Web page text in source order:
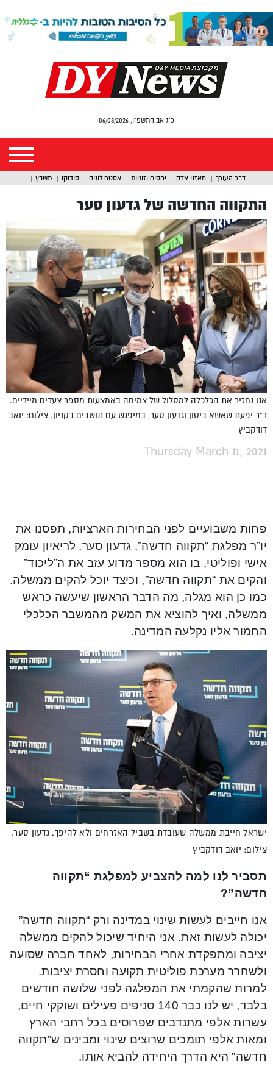
כ"ג אב התשפ"ו, 06/08/2026
דבר העורך מאזני צדק יחסים וזוגיות אסטרולוגיה סודוקו תשבץ
התקווה החדשה של גדעון סער
אנו נחזיר את הכלכלה למסלול של צמיחה באמצעות מספר צעדים מיידיים.
ד"ר יפעת שאשא ביטון וגדעון סער, במיפגש עם תושבים בקניון. צילום: יואב
דודקביץ
Thursday March 11, 2021
פחות משבועיים לפני הבחירות הארציות, תפסנו את
יו”ר מפלגת “תקווה חדשה”, גדעון סער, לריאיון עומק
אישי ופוליטי, בו הוא מספר מדוע עזב את ה”ליכוד”
והקים את “תקווה חדשה”, וכיצד יוכל להקים ממשלה.
כמו כן הוא מגלה, מה הדבר הראשון שיעשה כראש
ממשלה, ואיך להוציא את המשק מהמשבר הכלכלי
החמור אליו נקלעה המדינה.
ישראל חייבת ממשלה שעובדת בשביל האזרחים ולא להיפך. גדעון סער.
צילום: יואב דודקביץ
תסביר לנו למה להצביע למפלגת “תקווה
חדשה”?
אנו חייבים לעשות שינוי במדינה ורק “תקווה חדשה”
יכולה לעשות זאת. אני היחיד שיכול להקים ממשלה
יציבה ומתפקדת אחרי הבחירות, לאחד חברה שסועה
ולשחרר מערכת פוליטית תקועה וחסרת יציבות.
למרות שהקמתי את המפלגה לפני שלושה חודשים
בלבד, יש לנו כבר 140 סניפים פעילים ושוקקי חיים,
עשרות אלפי מתנדבים שפרוסים בכל רחבי הארץ
ומאות אלפי תומכים שרוצים שינוי ומבינים ש”תקווה
חדשה” היא הדרך היחידה להביא אותו.